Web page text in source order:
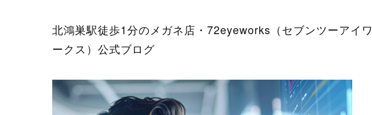
北鴻巣駅徒歩1分のメガネ店・72eyeworks（セブンツーアイワ
ークス）公式ブログ